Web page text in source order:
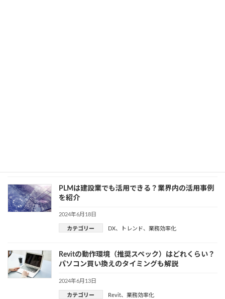
PLMは建設業でも活用できる？業界内の活用事例
を紹介
2024年6月18日
カテゴリー DX、 トレンド、 業務効率化
Revitの動作環境（推奨スペック）はどれくらい？
パソコン買い換えのタイミングも解説
2024年6月13日
カテゴリー Revit、 業務効率化